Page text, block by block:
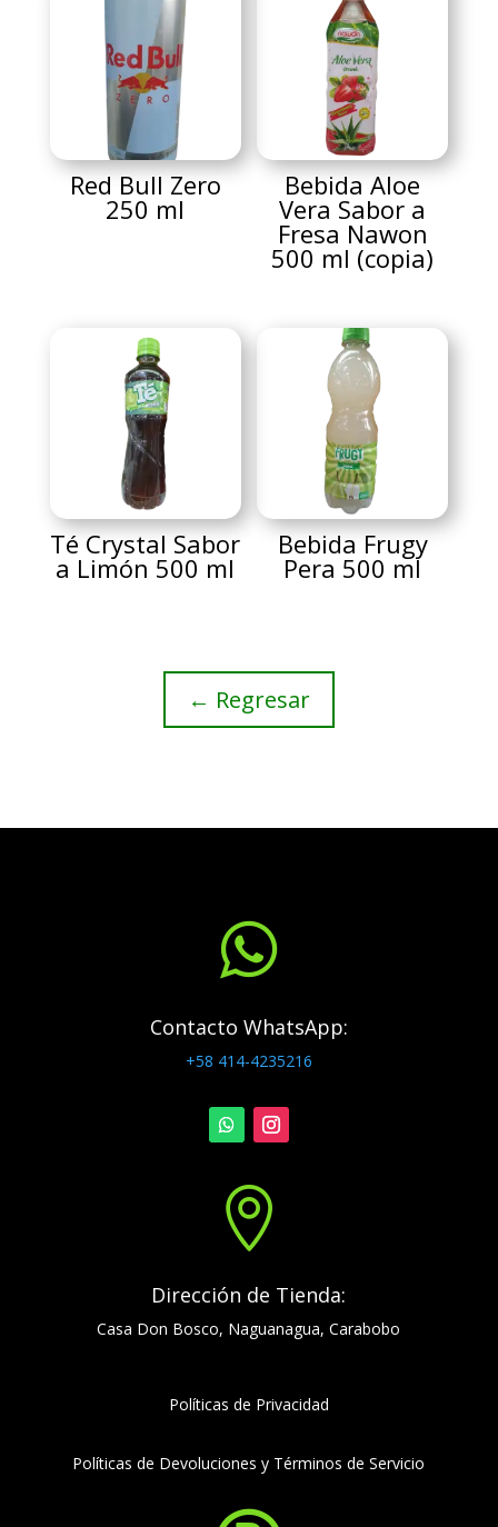
Red Bull Zero
250 ml
Bebida Aloe
Vera Sabor a
Fresa Nawon
500 ml (copia)
Té Crystal Sabor
a Limón 500 ml
Bebida Frugy
Pera 500 ml
← Regresar

Contacto WhatsApp:
+58 414-4235216

Dirección de Tienda:
Casa Don Bosco, Naguanagua, Carabobo
Políticas de Privacidad
Políticas de Devoluciones y Términos de Servicio